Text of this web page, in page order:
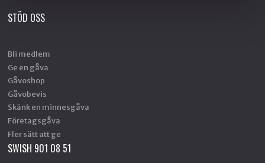
STÖD OSS
Bli medlem
Ge en gåva
Gåvoshop
Gåvobevis
Skänk en minnesgåva
Företagsgåva
Fler sätt att ge
SWISH 901 08 51